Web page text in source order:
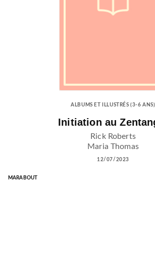
ALBUMS ET ILLUSTRÉS (3-6 ANS)
Initiation au
Rick Roberts
Maria Thomas
12/07/2023
MARABOUT